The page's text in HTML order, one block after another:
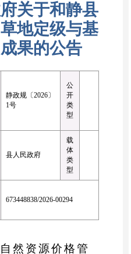
关于和静县
地定级与基
果的公告
静政规〔2026〕
1号
公
开
类
型
县人民政府
载
体
类
型
673448838/2026-00294
然资源价格管